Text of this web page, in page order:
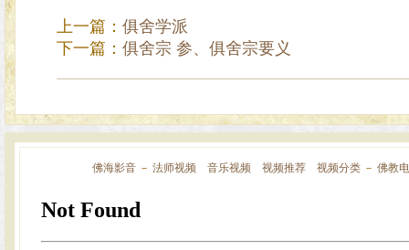
上一篇： 俱舍学派
下一篇： 俱舍宗 参、俱舍宗要义
佛海影音 － 法师视频 音乐视频 视频推荐 视频分类 － 佛教